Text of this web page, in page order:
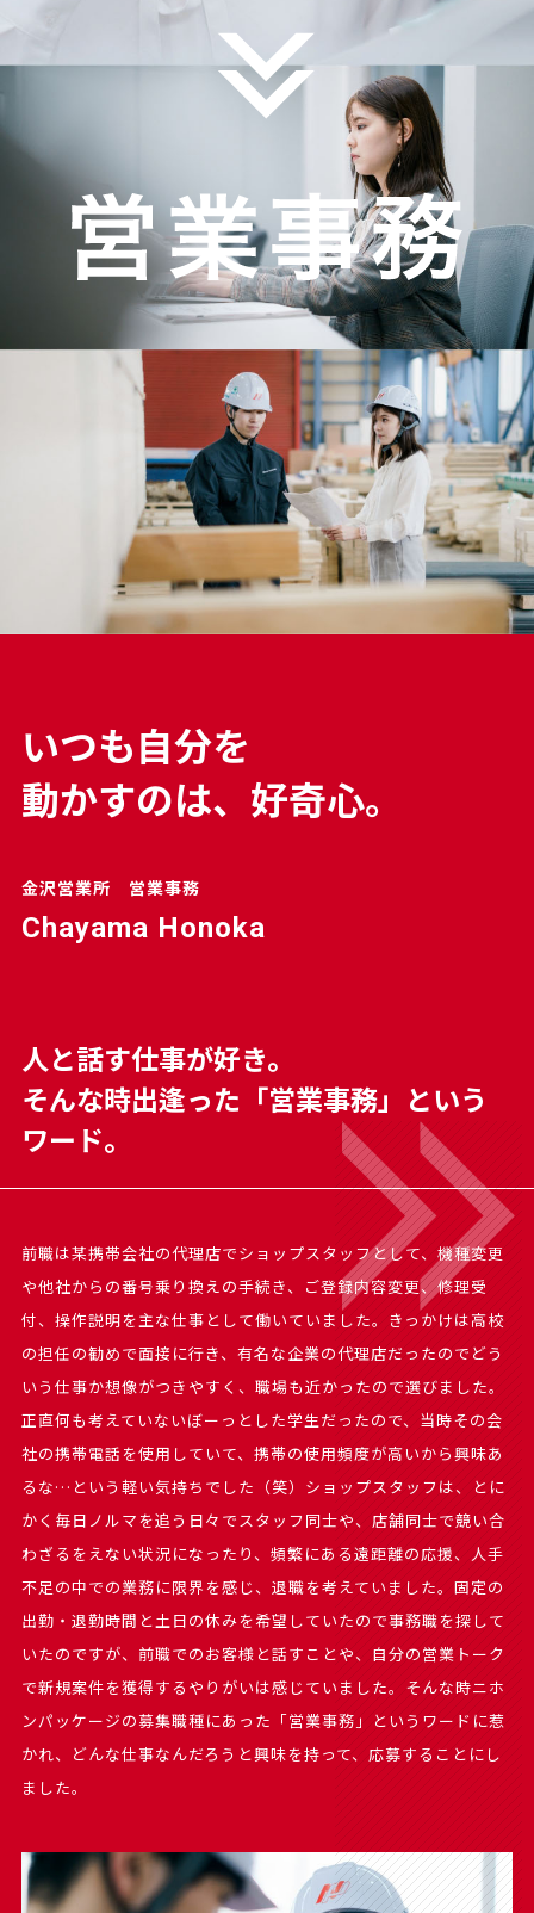
いつも自分を
動かすのは、 好奇心。
金沢営業所 営業事務
Chayama Honoka
人と話す仕事が好き。
そんな時出逢った「営業事務」という
ワード。
前職は某携帯会社の代理店でショップスタッフとして、機種変更
や他社からの番号乗り換えの手続き、ご登録内容変更、修理受
付、操作説明を主な仕事として働いていました。きっかけは高校
の担任の勧めで面接に行き、有名な企業の代理店だったのでどう
いう仕事か想像がつきやすく、職場も近かったので選びました。
正直何も考えていないぼーっとした学生だったので、当時その会
社の携帯電話を使用していて、携帯の使用頻度が高いから興味あ
るな…という軽い気持ちでした（笑）ショップスタッフは、とに
かく毎日ノルマを追う日々でスタッフ同士や、店舗同士で競い合
わざるをえない状況になったり、頻繁にある遠距離の応援、人手
不足の中での業務に限界を感じ、退職を考えていました。固定の
出勤・退勤時間と土日の休みを希望していたので事務職を探して
いたのですが、前職でのお客様と話すことや、自分の営業トーク
で新規案件を獲得するやりがいは感じていました。そんな時ニホ
ンパッケージの募集職種にあった「営業事務」というワードに惹
かれ、どんな仕事なんだろうと興味を持って、応募することにし
ました。